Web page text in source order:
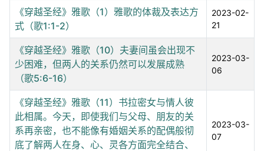
《穿越圣经》雅歌（1）雅歌的体裁及表达方
式（歌1:1-2）
2023-02-
21
《穿越圣经》雅歌（10）夫妻间虽会出现不
少困难，但两人的关系仍然可以发展成熟
（歌5:6-16）
2023-03-
06
《穿越圣经》雅歌（11）书拉密女与情人彼
此相属。今天，即使我们与父母、朋友的关
系再亲密，也不能像有婚姻关系的配偶般彻
底了解两人在身、心、灵各方面完全结合、
2023-03-
07